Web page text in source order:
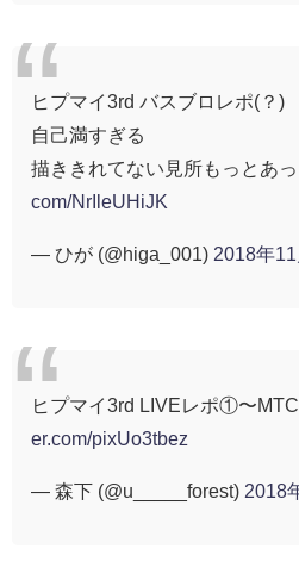
ヒプマイ3rd バスブロレポ(？)
自己満すぎる
描ききれてない見所もっとあ
com/NrIleUHiJK
— ひが (@higa_001) 2018年11
ヒプマイ3rd LIVEレポ①〜
er.com/pixUo3tbez
— 森下 (@u_____forest) 2018